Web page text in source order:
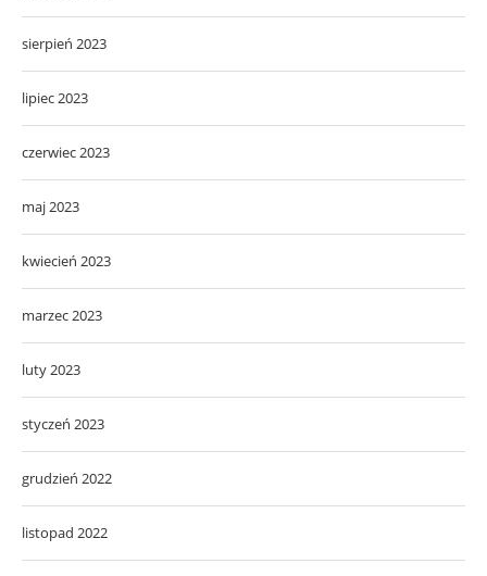
sierpień 2023
lipiec 2023
czerwiec 2023
maj 2023
kwiecień 2023
marzec 2023
luty 2023
styczeń 2023
grudzień 2022
listopad 2022